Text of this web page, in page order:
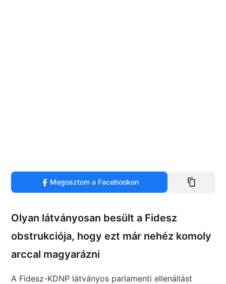
Megosztom a Facebookon
Olyan látványosan besült a Fidesz
obstrukciója, hogy ezt már nehéz komoly
arccal magyarázni
A Fidesz-KDNP látványos parlamenti ellenállást